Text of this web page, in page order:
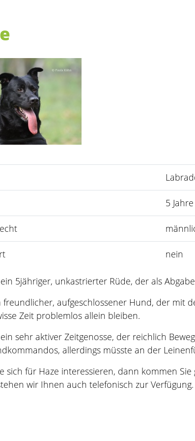
5 Jahre
nein
5jähriger, unkastrierter Rüde, der als
freundlicher, aufgeschlossener Hund, der mit
Zeit problemlos allein bleiben.
sehr aktiver Zeitgenosse, der reichlich
allerdings müsste an der
sich für Haze interessieren, dann kommen
wir Ihnen auch telefonisch zur Verfügung.